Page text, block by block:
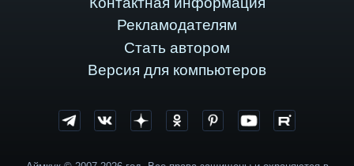
Рекламодателям
Стать автором
Версия для компьютеров